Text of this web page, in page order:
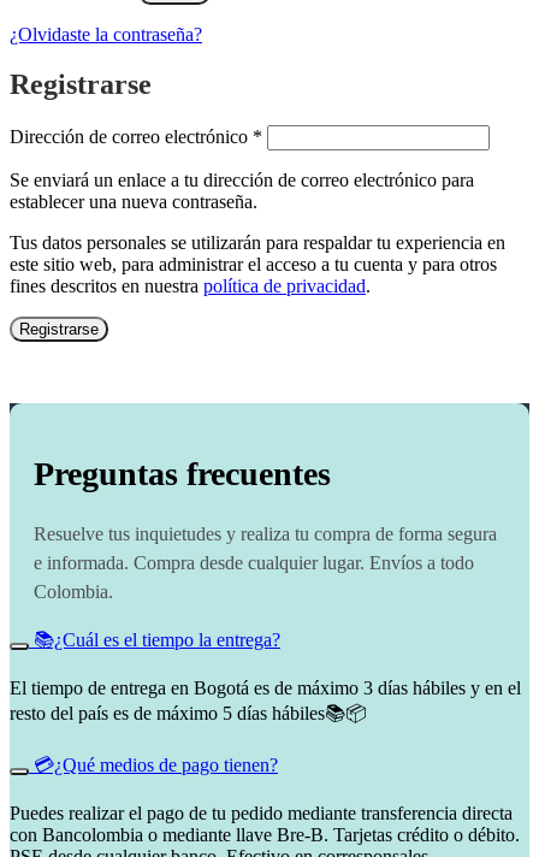
¿Olvidaste la contraseña?
Registrarse
Dirección de correo electrónico *
Se enviará un enlace a tu dirección de correo electrónico para
establecer una nueva contraseña.
Tus datos personales se utilizarán para respaldar tu experiencia en
este sitio web, para administrar el acceso a tu cuenta y para otros
fines descritos en nuestra política de privacidad.
Registrarse
Preguntas frecuentes
Resuelve tus inquietudes y realiza tu compra de forma segura
e informada. Compra desde cualquier lugar. Envíos a todo
Colombia.
📚¿Cuál es el tiempo la entrega?
El tiempo de entrega en Bogotá es de máximo 3 días hábiles y en el
resto del país es de máximo 5 días hábiles📚📦
💳¿Qué medios de pago tienen?
Puedes realizar el pago de tu pedido mediante transferencia directa
con Bancolombia o mediante llave Bre-B. Tarjetas crédito o débito.